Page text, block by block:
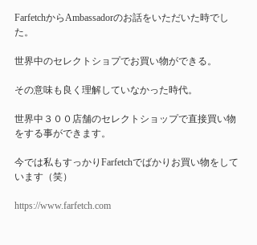
FarfetchからAmbassadorのお話をいただいた時でし
た。
世界中のセレクトショプでお買い物ができる。
その意味も良く理解していなかった時代。
世界中３００店舗のセレクトショップで直接買い物
をする事ができます。
今では私もすっかりFarfetchでばかりお買い物をして
います（笑）
https://www.farfetch.com